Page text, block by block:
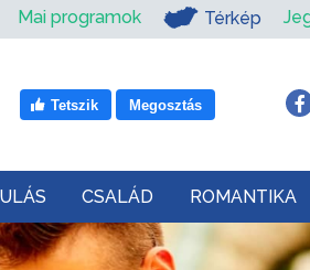
Mai programok Térkép
Tetszik Megosztás
CSALÁD ROMANTIKA